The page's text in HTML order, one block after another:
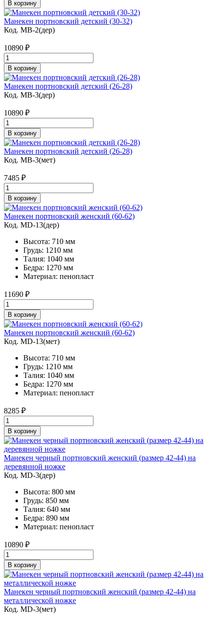
В корзину
Манекен портновский детский (30-32)
Код. MB-2(дер)
10890 ₽
В корзину
Манекен портновский детский (26-28)
Код. MB-3(дер)
10890 ₽
В корзину
Манекен портновский детский (26-28)
Код. MB-3(мет)
7485 ₽
В корзину
Манекен портновский женский (60-62)
Код. MD-13(дер)
Высота: 710 мм
Грудь: 1210 мм
Талия: 1040 мм
Бедра: 1270 мм
Материал: пенопласт
11690 ₽
В корзину
Манекен портновский женский (60-62)
Код. MD-13(мет)
Высота: 710 мм
Грудь: 1210 мм
Талия: 1040 мм
Бедра: 1270 мм
Материал: пенопласт
8285 ₽
В корзину
Манекен черный портновский женский (размер 42-44) на
деревянной ножке
Код. MD-3(дер)
Высота: 800 мм
Грудь: 850 мм
Талия: 640 мм
Бедра: 890 мм
Материал: пенопласт
10890 ₽
В корзину
Манекен черный портновский женский (размер 42-44) на
металлической ножке
Код. MD-3(мет)